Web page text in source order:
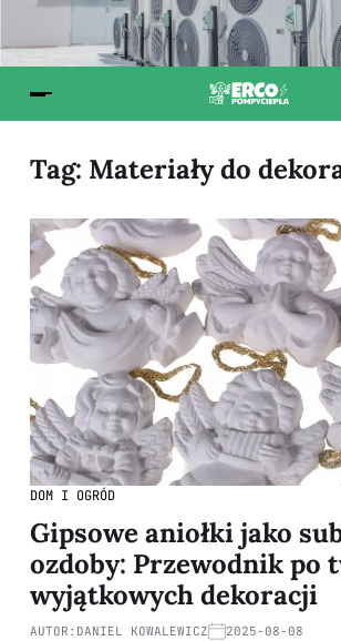
Tag: Materiały do
DOM I OGRÓD
Gipsowe aniołki jako
ozdoby: Przewodnik po
wyjątkowych dekoracji
AUTOR: DANIEL KOWALEWICZ 2025-08-08